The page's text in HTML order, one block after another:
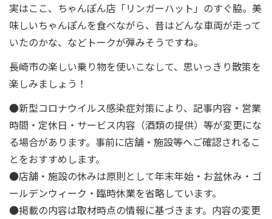
実はここ、ちゃんぽん店「リンガーハット」のすぐ脇。美
味しいちゃんぽんを食べながら、昔はどんな車両が走って
いたのかな、などトークが弾みそうですね。
長崎市の楽しい乗り物を使いこなして、思いっきり散策を
楽しみましょう！
●新型コロナウイルス感染症対策により、記事内容・営業
時間・定休日・サービス内容（酒類の提供）等が変更にな
る場合があります。事前に店舗・施設等へご確認されるこ
とをおすすめします。
●店舗・施設の休みは原則として年末年始・お盆休み・ゴ
ールデンウィーク・臨時休業を省略しています。
●掲載の内容は取材時点の情報に基づきます。内容の変更